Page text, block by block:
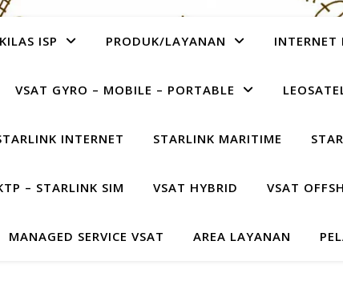
ISP PRODUK/LAYANAN INTERNET
VSAT GYRO – MOBILE – PORTABLE
INTERNET STARLINK MARITIME
– STARLINK SIM VSAT HYBRID VSAT
MANAGED SERVICE VSAT AREA LAYANAN